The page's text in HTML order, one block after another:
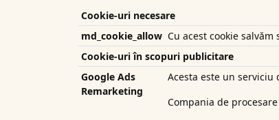
Cookie-uri necesare
md_cookie_allow Cu acest cookie
Cookie-uri în scopuri publicitare
Google Ads
Remarketing
Acesta este un serviciu
Compania de procesare